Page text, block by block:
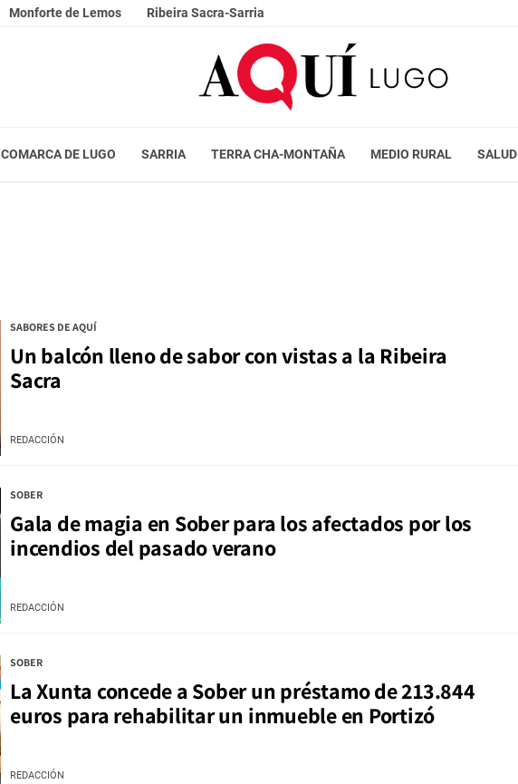
Monforte de Lemos Ribeira Sacra-Sarria
COMARCA DE LUGO SARRIA TERRA CHA-MONTAÑA MEDIO RURAL SALUD
SABORES DE AQUÍ
Un balcón lleno de sabor con vistas a la Ribeira
Sacra
REDACCIÓN
SOBER
Gala de magia en Sober para los afectados por los
incendios del pasado verano
REDACCIÓN
SOBER
La Xunta concede a Sober un préstamo de 213.844
euros para rehabilitar un inmueble en Portizó
REDACCIÓN